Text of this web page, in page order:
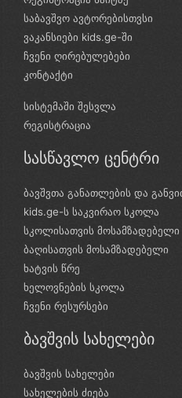
საბავშვო ავტორებისთვსი
ვაკანსიები kids.ge-ში
ჩვენი ღირებულებები
კონტაქტი
სისტემაში შესვლა
რეგისტრაცია
სასწავლო ცენტრი
ბავშვთა განათლების და
kids.ge-ს საკვირაო სკოლა
სკოლისათვის მოსამზადებელი
ბაღისათვის მოსამზადებელი
ხატვის წრე
ხელოვნების სკოლა
ჩვენი რესურსები
ბავშვის სახელები
ბავშვის სახელები
სახელების ძიება